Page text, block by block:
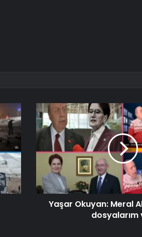
Yaşar Okuyan: Meral
dosyalarım